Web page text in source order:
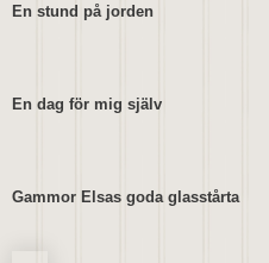
En stund på jorden
En dag för mig själv
Gammor Elsas goda glasstårta